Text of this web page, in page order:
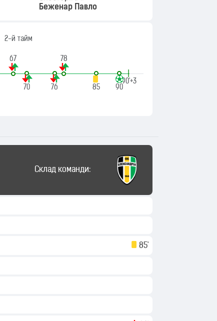
Беженар Павло
2-й тайм
67 78
70 76 85 90
|
90'+3
Склад команди:
85'